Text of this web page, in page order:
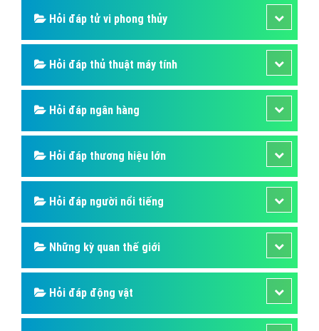
Hỏi đáp tử vi phong thủy
Hỏi đáp thủ thuật máy tính
Hỏi đáp ngân hàng
Hỏi đáp thương hiệu lớn
Hỏi đáp người nổi tiếng
Những kỳ quan thế giới
Hỏi đáp động vật